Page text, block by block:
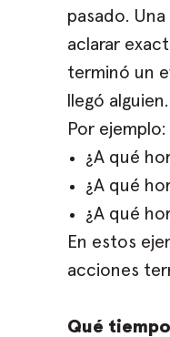
pasado.
aclarar
terminó un
llegó alguien.
Por ejemplo:
¿A qué
¿A qué
¿A qué
En estos
acciones
Qué